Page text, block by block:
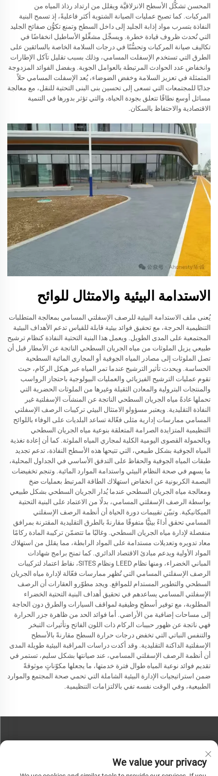
المحسن تشكُّل الأسطح الانزلاقيَّة ويقلل من ارتداد رذاذ المياه من
المركبات. كما تصبح عمليات الصيانة الشتوية أكثر فاعليةً، إذ تسمح البنية
النفاذة بتسرب مواد إذابة الجليد إلى داخل السطح وتمنع تكوُّن صفائح الجليد
التي تُحدث ظروف قيادة خطرة. ويسجِّل مشغِّلو الأساطيل انخفاضًا في
تكاليف صيانة المركبات وتحسُّنًا في درجات السلامة الخاصة بالسائقين على
الطرق التي تستخدم الإسفلت المسامي، وذلك بسبب تقليل تآكل الإطارات
وانخفاض عدد الحوادث المرتبطة بالعوامل الجوية. وبفضل الفوائد المزدوجة
المتمثلة في تعزيز السلامة وخفض الضوضاء، يُعد الإسفلت المسامي حلاً
جذابًا للمجتمعات التي تسعى إلى تحسين بنى البنى التحتية للنقل، مع معالجة
مسائل أوسع نطاقًا تتعلق بجودة الحياة، والتي تؤثر بدورها في التنمية
الاقتصادية والاحتفاظ بالسكان.
الاستدامة البيئية والامتثال للوائح
يُعنى ملف الاستدامة البيئية للرصف الإسفلتي المسامي بمعالجة المتطلبات
التنظيمية الحرجة، مع تحقيق فوائد بيئية قابلة للقياس تدعم الأهداف البيئية
المجتمعية على المدى الطويل. ويعمل هذا البنية التحتية النفاذة كنظام ترشيح
طبيعي يزيل الملوثات من مياه الجريان السطحي الناتجة عن الأمطار قبل أن
تصل الملوثات إلى مصادر المياه الجوفية أو المجاري المائية السطحية
الحساسة. ويحدث تأثير الترشيح عندما تمر المياه عبر هيكل الركام، حيث
تقوم عمليات الترشيح الفيزيائي والعمليات البيولوجية باحتجاز الرواسب
والمنتجات البترولية والمعادن الثقيلة وغيرها من الملوثات الحضرية التي
تحملها عادةً مياه الجريان السطحي الناتجة عن المنشآت الإسفلتية غير
النفاذة التقليدية. ويعتبر مسؤولو الامتثال البيئي تركيبات الرصف الإسفلتي
المسامي ممارسات إدارية مثلى فعّالة تساعد البلديات على الوفاء باللوائح
التنظيمية المتزايدة الصرامة المتعلقة بنوعية مياه الجريان السطحي
وبالحمولة القصوى اليومية الكلية لمجاري المياه الملوثة. كما أن إعادة تغذية
المياه الجوفية بشكل طبيعي، التي تتيحها هذه الأسطح النفاذة، تدعم تجديد
طبقات المياه الجوفية والحفاظ على التدفق الأساسي في الجداول المحلية،
ما يسهم في صحة النظام البيئي واستدامة الموارد المائية. وتنجم تخفيضات
البصمة الكربونية عن انخفاض استهلاك الطاقة المرتبط بعمليات ضخ
ومعالجة مياه الجريان السطحي عندما يُدار الجريان السطحي بشكل طبيعي
بواسطة الرصف الإسفلتي المسامي، بدلًا من الاعتماد على البنية التحتية
الميكانيكية. وتبيّن تقييمات دورة الحياة أن أنظمة الرصف الإسفلتي
المسامي تحقق أداءً بيئيًّا متفوقًا مقارنةً بالطرق التقليدية المقترنة بمرافق
منفصلة لإدارة مياه الجريان السطحي. وغالبًا ما تتضمّن تركيبة المادة ركامًا
معاد تدويره وتعديلات مستدامة على المواد الرابطة، مما يقلل من استهلاك
المواد الأولية ويدعم مبادئ الاقتصاد الدائري. كما تمنح برامج شهادات
المباني الخضراء، ومنها نظام LEED ونظام SITES، نقاط اعتماد لتركيبات
الرصف الإسفلتي المسامي التي تُظهر ممارسات فعّالة لإدارة مياه الجريان
السطحي والتطوير المستدام للمواقع. ويجد مطوّرو العقارات أن الرصف
الإسفلتي المسامي يساعدهم في تحقيق أهداف البنية التحتية الخضراء
المطلوبة، مع توفير أسطح وظيفية لمواقف السيارات والطرق دون الحاجة
إلى مساحات إضافية من الأراضي. أما فوائد الحد من ظاهرة جزر الحرارة
فهي ناتجة عن ظهور حبيبات الركام ذات اللون الفاتح وتأثيرات التبخر
والتنفس النباتي التي تخفض درجات حرارة السطح مقارنةً بالأسطح
الإسفلتية الداكنة التقليدية. وقد أكدت دراسات المراقبة البيئية طويلة المدى
أن أنظمة الرصف الإسفلتي المسامي، عند صيانتها بشكل سليم، تستمر في
تقديم فوائد نوعية المياه طوال فترة خدمتها، ما يجعلها مكوّناتٍ موثوقةً
ضمن استراتيجيات الإدارة البيئية الشاملة التي تحمي صحة المجتمع والموارد
الطبيعية، وفي الوقت نفسه تفي بالالتزامات التنظيمية.
هاتف:+86-13793890209
We value your privacy